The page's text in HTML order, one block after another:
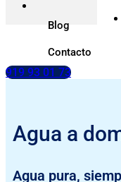
Blog
Contacto
919 93 01 73
Agua a
Agua pura,